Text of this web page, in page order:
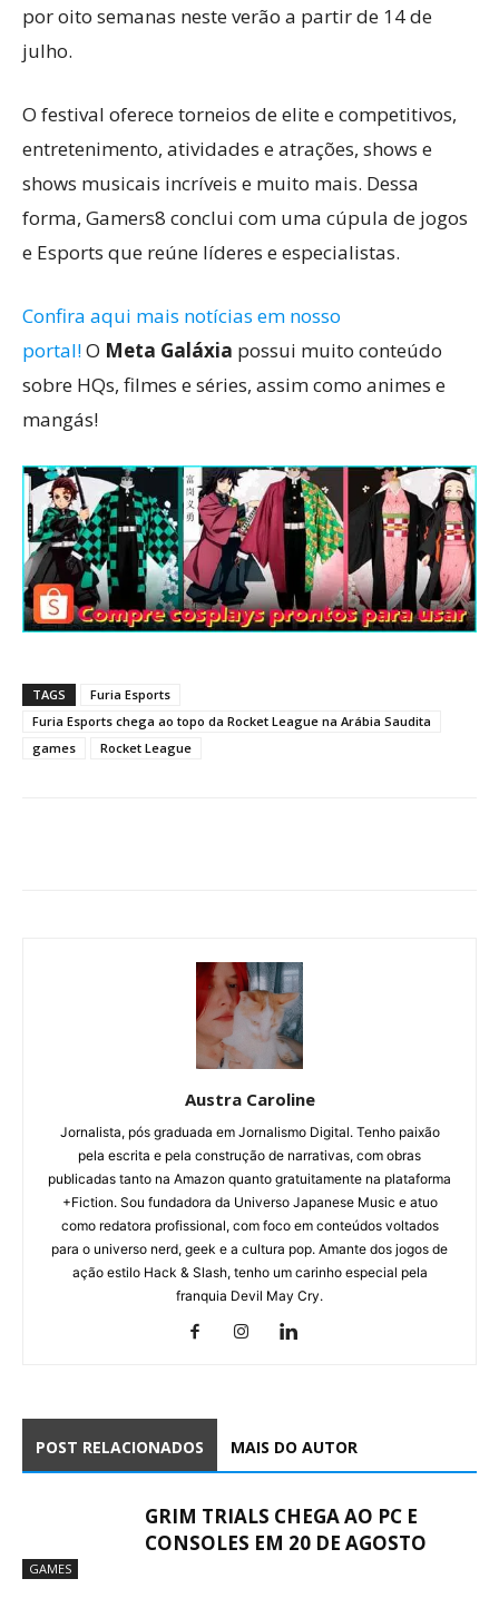
por oito semanas neste verão a partir de 14 de
julho.
O festival oferece torneios de elite e competitivos,
entretenimento, atividades e atrações, shows e
shows musicais incríveis e muito mais. Dessa
forma, Gamers8 conclui com uma cúpula de jogos
e Esports que reúne líderes e especialistas.
Confira aqui mais notícias em nosso
portal!O Meta Galáxia possui muito conteúdo
sobre HQs, filmes e séries, assim como animes e
mangás!
TAGS
Furia Esports
Furia Esports chega ao topo da Rocket League na Arábia Saudita
games
Rocket League
Austra Caroline
Jornalista, pós graduada em Jornalismo Digital. Tenho paixão
pela escrita e pela construção de narrativas, com obras
publicadas tanto na Amazon quanto gratuitamente na plataforma
+Fiction. Sou fundadora da Universo Japanese Music e atuo
como redatora profissional, com foco em conteúdos voltados
para o universo nerd, geek e a cultura pop. Amante dos jogos de
ação estilo Hack & Slash, tenho um carinho especial pela
franquia Devil May Cry.
POST RELACIONADOS MAIS DO AUTOR
GAMES
GRIM TRIALS CHEGA AO PC E
CONSOLES EM 20 DE AGOSTO